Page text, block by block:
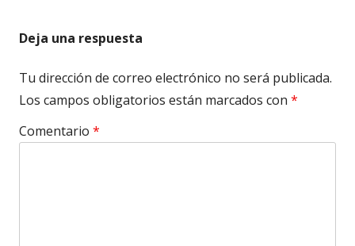
Deja una respuesta
Tu dirección de correo electrónico no será publicada.
Los campos obligatorios están marcados con *
Comentario *